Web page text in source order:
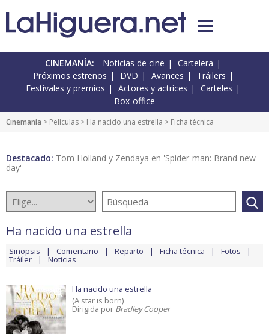
CINEMANÍA: Noticias de cine
Cartelera
Próximos estrenos
DVD Avances
Tráilers
Festivales y premios
Actores y actrices
Carteles
Box-office
Cinemanía > Películas > Ha nacido una estrella > Ficha técnica
Destacado: Tom Holland y Zendaya en 'Spider-man: Brand new
day'
Ha nacido una estrella
Sinopsis Comentario Reparto Ficha técnica Fotos
Tráiler Noticias
Ha nacido una estrella
(A star is born)
Dirigida por Bradley Cooper